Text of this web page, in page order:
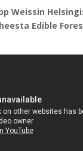
Weissin
Edible